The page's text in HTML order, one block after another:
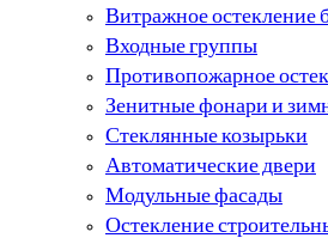
Витражное остекление
Входные группы
Противопожарное
Зенитные фонари и
Стеклянные козырьки
Автоматические двери
Модульные фасады
Остекление